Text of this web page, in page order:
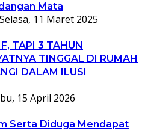
Mata
Selasa, 11 Maret 2025
TAPI 3 TAHUN
TINGGAL DI RUMAH
DALAM ILUSI
15 April 2026
Serta Diduga Mendapat